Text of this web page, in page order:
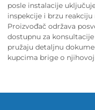
posle instalacije
inspekcije i brzu
Proizvođač održava
dostupnu za
pružaju detaljnu
kupcima brige o njihovoj